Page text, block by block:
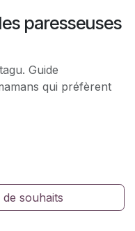
paresseuses
Guide
qui préfèrent
souhaits